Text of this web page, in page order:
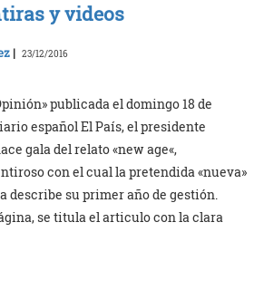
y videos
| 23/12/2016
publicada el domingo 18 de
español El País, el presidente
gala del relato «new age«,
con el cual la pretendida «nueva»
describe su primer año de gestión.
se titula el articulo con la clara